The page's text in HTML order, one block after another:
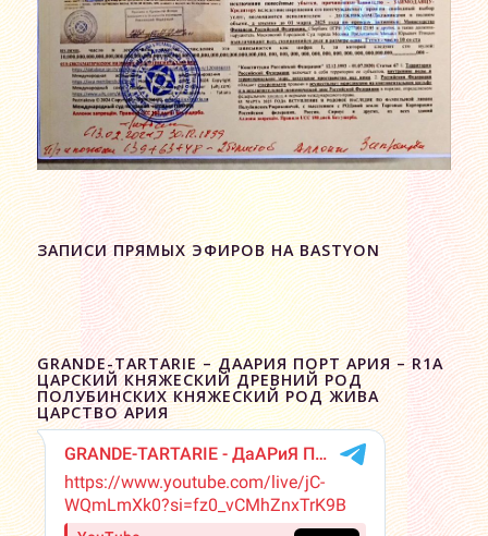
ЗАПИСИ ПРЯМЫХ ЭФИРОВ НА BASTYON
GRANDE-TARTARIE – ДААРИЯ ПОРТ АРИЯ – R1A
ЦАРСКИЙ КНЯЖЕСКИЙ ДРЕВНИЙ РОД
ПОЛУБИНСКИХ КНЯЖЕСКИЙ РОД ЖИВА
ЦАРСТВО АРИЯ